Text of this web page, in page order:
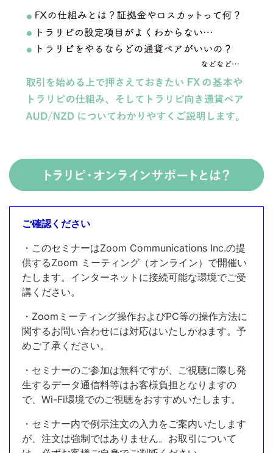
ご確認ください
・このセミナーはZoom Communications Inc.の提
供するZoom ミーティング（オンライン）で開催い
たします。インターネットに接続可能な環境でご受
講ください。
・Zoomミーティング操作およびPC等の操作方法に
関するお問い合わせには対応はいたしかねます。予
めご了承ください。
・セミナーのご参加は無料ですが、ご視聴に際し発
生するデータ通信料等はお客様負担となりますの
で、Wi-Fi環境でのご視聴をおすすめいたします。
・セミナー内で例示注文の入力をご案内いたします
が、注文は強制ではありません。お取引について